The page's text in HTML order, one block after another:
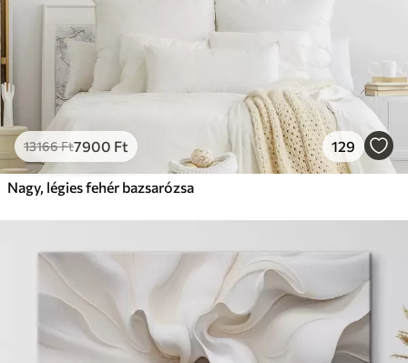
13166Ft7900 Ft 129
Nagy, légies fehér bazsarózsa